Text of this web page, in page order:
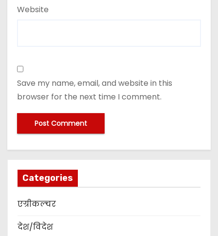
Website
Save my name, email, and website in this
browser for the next time I comment.
Categories
एग्रीकल्चर
देश/विदेश